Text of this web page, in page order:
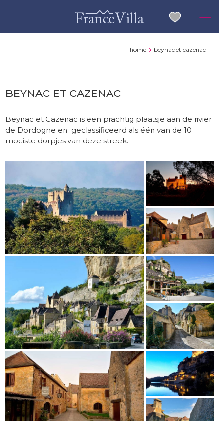
home beynac et cazenac
BEYNAC ET CAZENAC
Beynac et Cazenac is een prachtig plaatsje aan de rivier
de Dordogne en geclassificeerd als één van de 10
mooiste dorpjes van deze streek.